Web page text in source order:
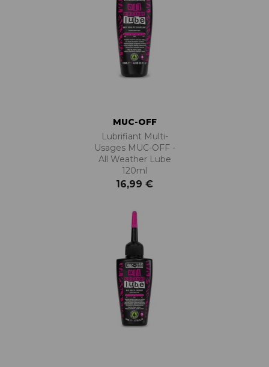
MUC-OFF
Lubrifiant Multi-
Usages MUC-OFF -
All Weather Lube
120ml
16,99 €